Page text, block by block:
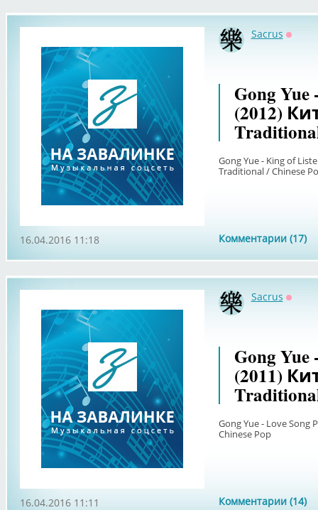
Sacrus
Gong
(2012)
Gong Yue - King of
Traditional / Chinese
Комментарии (17)
16.04.2016 11:18
Sacrus
Gong Yue
(2011)
Gong Yue - Love Song
Chinese Pop
Комментарии (14)
16.04.2016 11:11